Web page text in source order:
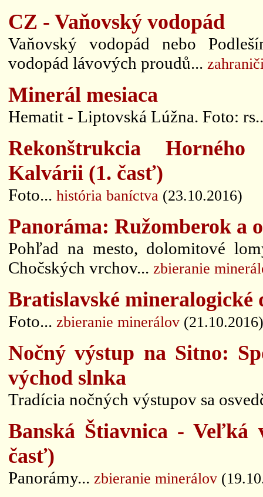
CZ - Vaňovský vodopád
Vaňovský vodopád nebo
vodopád lávových proudů...
Minerál mesiaca
Hematit - Liptovská Lúžna. Foto:
Rekonštrukcia
Kalvárii (1. časť)
Foto... história baníctva (23.10.2016)
Panoráma: Ružomberok a
Pohľad na mesto, dolomitové
Chočských vrchov... zbieranie
Bratislavské mineralogické
Foto... zbieranie minerálov (21.10.2016)
Nočný výstup na Sitno:
východ slnka
Tradícia nočných výstupov sa
Banská Štiavnica - Veľká
časť)
Panorámy... zbieranie minerálov